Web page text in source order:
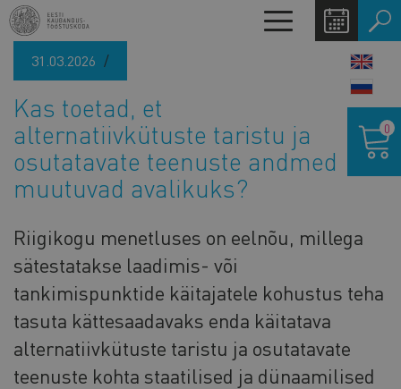
Liigu
edasi
põhisisu
Toggle
navigation
31.03.2026
Kas toetad, et
alternatiivkütuste taristu ja
osutatavate teenuste andmed
muutuvad avalikuks?
Riigikogu menetluses on eelnõu, millega
sätestatakse laadimis- või
tankimispunktide käitajatele kohustus teha
tasuta kättesaadavaks enda käitatava
alternatiivkütuste taristu ja osutatavate
teenuste kohta staatilised ja dünaamilised
0